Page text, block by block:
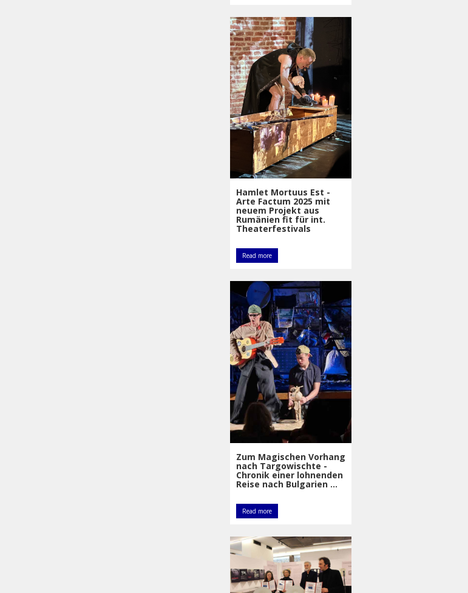
Hamlet Mortuus Est -
Arte Factum 2025 mit
neuem Projekt aus
Rumänien fit für int.
Theaterfestivals
Read more
Zum Magischen Vorhang
nach Targowischte -
Chronik einer lohnenden
Reise nach Bulgarien ...
Read more